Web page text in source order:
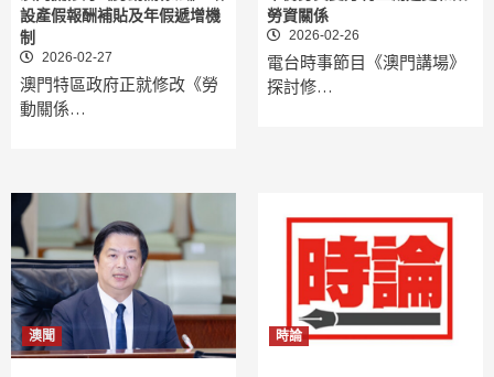
設產假報酬補貼及年假遞增機
制
2026-02-27
澳門特區政府正就修改《勞
動關係…
勞資關係
2026-02-26
電台時事節目《澳門講場》
探討修…
澳聞 時論